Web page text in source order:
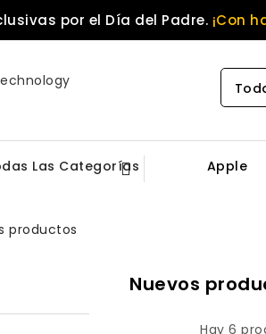
por el Día del Padre. ¡Con
Las Categorías Apple
productos
Nuevos
Hay 6